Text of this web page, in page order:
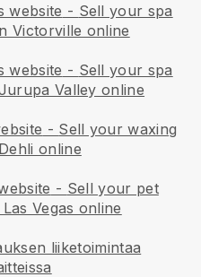
website - Sell your spa
Victorville online
website - Sell your spa
Valley online
- Sell your waxing
online
- Sell your pet
Vegas online
liiketoimintaa